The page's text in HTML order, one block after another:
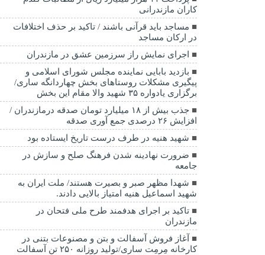
کاران مازندرانی
مساجد باید قرآنی باشند / تاکید بر حذف اختلافات
در ارکان مساجد
اجرای نمایش راز سرزمین عشق در مازندران
بازدید بابایی نماینده مجلس شورای اسلامی و
پیگیری مشکلات روستاهای بخش چهاردانگه ساری/
برگزاری یادواره ۳۵ شهید والا مقام این بخش
جذب بیش از ۱۸ میلیارد تومان صدقه درمازندران /
افزایش ۲۶ درصدی جمع آوری صدقه
شهید هنیه در طرف درست تاریخ ایستاده بود
ضرورت نهادینه شدن فرهنگ صلح و سازش در
جامعه
شهدا مظهر صبر و بصیرت هستند/ ملت ایران به
شهید اسماعیل هنیه امتیاز بالایی دادند.
تاکید بر اجرای هدفمند طرح ملی فتحان در
مازندران
آغاز فروش آسفالت و بتن و مصنوعات بتنی در
کارخانه مِرمِت ساری/تولید روزانه ۲۵۰ تن آسفالت